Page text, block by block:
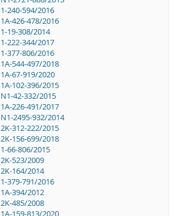
1-240-594/2016
1A-426-478/2016
1-19-308/2014
1-222-344/2017
1-377-806/2016
1A-544-497/2018
1A-67-919/2020
1A-102-396/2015
N1-42-332/2015
1A-226-491/2017
N1-2495-932/2014
2K-312-222/2015
2K-156-699/2018
1-66-806/2015
2K-523/2009
2K-164/2014
1-379-791/2016
1A-394/2012
2K-485/2008
1A-159-813/2020